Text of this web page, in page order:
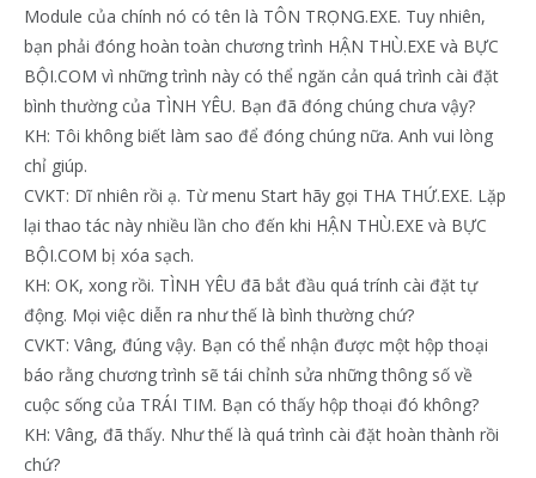
Module của chính nó có tên là TÔN TRỌNG.EXE. Tuy nhiên,
bạn phải đóng hoàn toàn chương trình HẬN THÙ.EXE và BỰC
BỘI.COM vì những trình này có thể ngăn cản quá trình cài đặt
bình thường của TÌNH YÊU. Bạn đã đóng chúng chưa vậy?
KH: Tôi không biết làm sao để đóng chúng nữa. Anh vui lòng
chỉ giúp.
CVKT: Dĩ nhiên rồi ạ. Từ menu Start hãy gọi THA THỨ.EXE. Lặp
lại thao tác này nhiều lần cho đến khi HẬN THÙ.EXE và BỰC
BỘI.COM bị xóa sạch.
KH: OK, xong rồi. TÌNH YÊU đã bắt đầu quá trính cài đặt tự
động. Mọi việc diễn ra như thế là bình thường chứ?
CVKT: Vâng, đúng vậy. Bạn có thể nhận được một hộp thoại
báo rằng chương trình sẽ tái chỉnh sửa những thông số về
cuộc sống của TRÁI TIM. Bạn có thấy hộp thoại đó không?
KH: Vâng, đã thấy. Như thế là quá trình cài đặt hoàn thành rồi
chứ?